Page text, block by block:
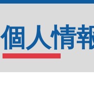
個人情